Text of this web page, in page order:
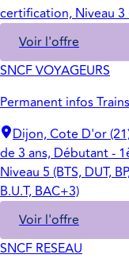
certification, Niveau 3
Voir l'offre
SNCF VOYAGEURS
Permanent infos
Dijon, Cote D'or
de 3 ans, Débutant -
Niveau 5 (BTS, DUT,
B.U.T, BAC+3)
Voir l'offre
SNCF RESEAU